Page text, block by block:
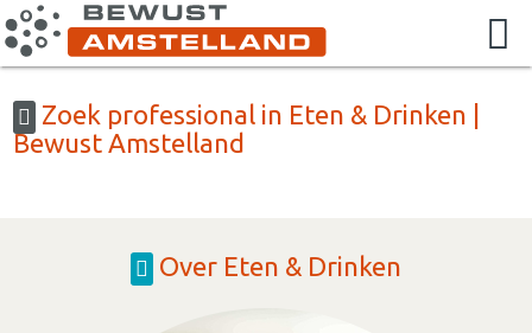
Zoek professional in Eten & Drinken |
Bewust Amstelland
Over Eten & Drinken